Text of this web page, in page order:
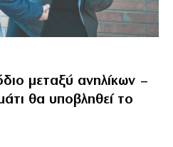
μεταξύ ανηλίκων –
θα υποβληθεί το